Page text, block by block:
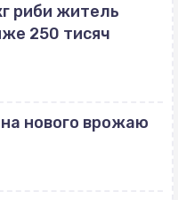
риби житель
250 тисяч
нового врожаю